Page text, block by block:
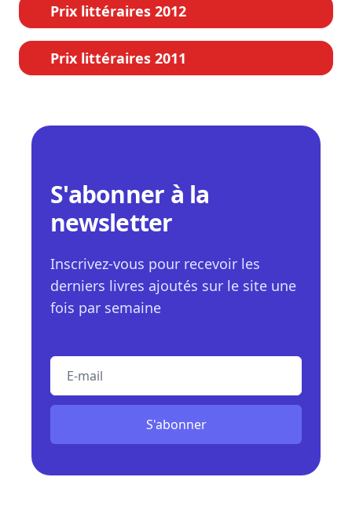
Prix littéraires 2012
Prix littéraires 2011
S'abonner à la
newsletter
Inscrivez-vous pour recevoir les
derniers livres ajoutés sur le site une
fois par semaine
S'abonner